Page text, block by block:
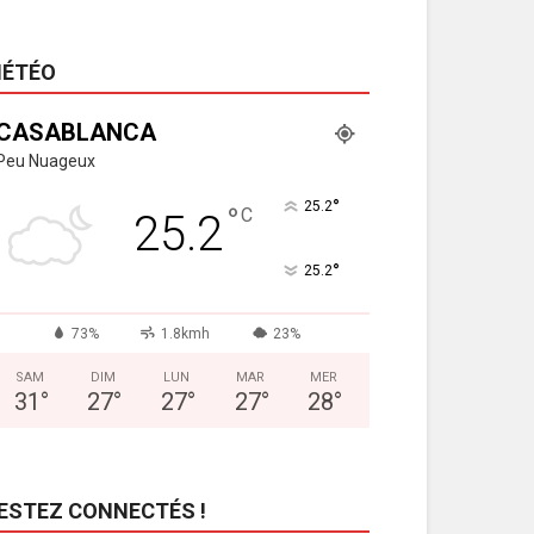
Nuageux
25.2°C 25.2°
25.2°
73% 1.8kmh 23%
SAM
31 °
DIM
27°
LUN
27°
MAR
27°
MER
28°
CONNECTÉS !